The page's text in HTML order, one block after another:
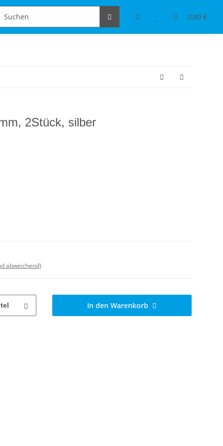
0,00 €
Schmuckdesign Tischdeko & Accessoires
2Stück, silber
abweichend)
In den Warenkorb